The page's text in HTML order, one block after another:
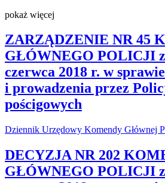
pokaż więcej
ZARZĄDZENIE NR 45
GŁÓWNEGO POLICJI
czerwca 2018 r. w
i prowadzenia przez
pościgowych
Dziennik Urzędowy Komendy Głównej
DECYZJA NR 202
GŁÓWNEGO POLICJI